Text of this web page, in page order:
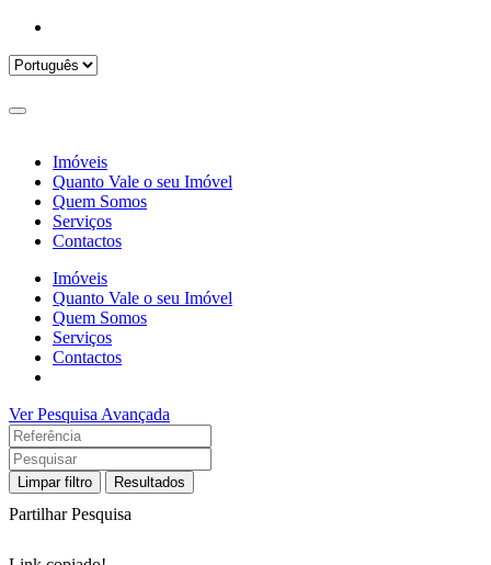
Imóveis
Quanto Vale o seu Imóvel
Quem Somos
Serviços
Contactos
Imóveis
Quanto Vale o seu Imóvel
Quem Somos
Serviços
Contactos
Ver Pesquisa Avançada
Limpar filtro Resultados
Partilhar Pesquisa